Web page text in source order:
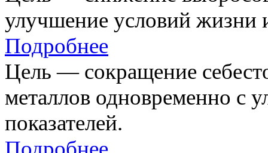
улучшение условий жизни
Подробнее
Цель — сокращение
металлов одновременно с
показателей.